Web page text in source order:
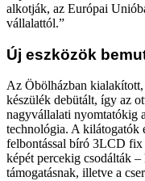
alkotják, az Európai
vállalattól.”
Új eszközök
Az Öbölházban kialakított,
készülék debütált, így az
nagyvállalati nyomtatókig
technológia. A
felbontással bíró 3LCD
képét percekig csodálták
támogatásnak, illetve a